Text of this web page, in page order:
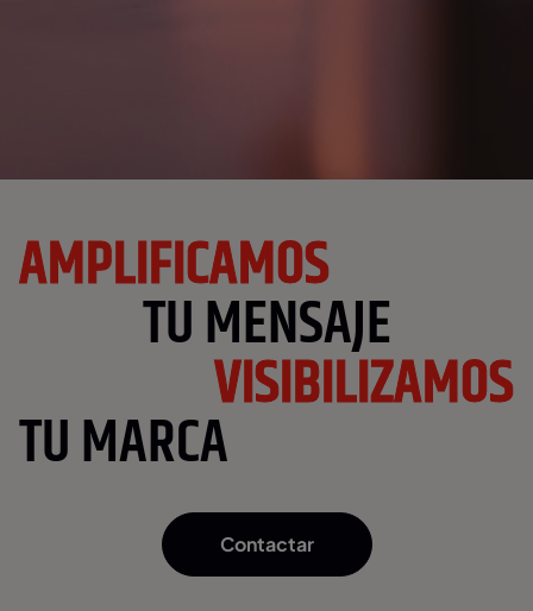
AMPLIFICAMOS
TU MENSAJE
VISIBILIZAMOS
TU MARCA
Contactar